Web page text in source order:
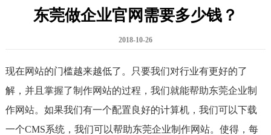
东莞做企业官网需要多少钱？
2018-10-26
现在网站的门槛越来越低了。只要我们对行业有更好的了
解，并且掌握了制作网站的过程，我们就能帮助东莞企业制
作网站。如果我们有一个配置良好的计算机，我们可以下载
一个CMS系统，我们可以帮助东莞企业制作网站。使得，每